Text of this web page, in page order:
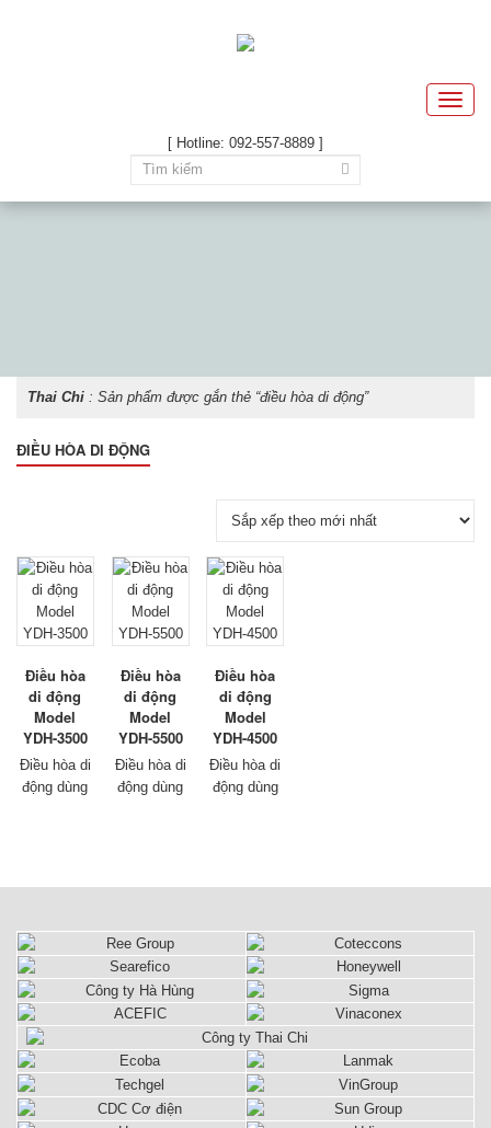
Toggle
[ Hotline: 092-557-8889 ]
Thai Chi : Sản phẩm được gắn thẻ “điều hòa di động”
ĐIỀU HÒA DI ĐỘNG
Điều hòa
di động
Model
YDH-3500
Điều hòa di
động dùng
cho công
nghiệp đặt
ở vị trí kỹ
sư đứng
máy hoặc
bất kỳ đâu
trong nhà
máy, sự
tiện lợi của
Điều hòa
di động
Model
YDH-5500
Điều hòa di
động dùng
cho công
nghiệp đặt
ở vị trí kỹ
sư đứng
máy hoặc
bất kỳ đâu
trong nhà
máy, sự
tiện lợi của
Điều hòa
di động
Model
YDH-4500
Điều hòa di
độngdùng
cho công
nghiệp đặt
ở vị trí kỹ
sư đứng
máy hoặc
bất kỳ đâu
trong nhà
máy, sự
tiện lợi của